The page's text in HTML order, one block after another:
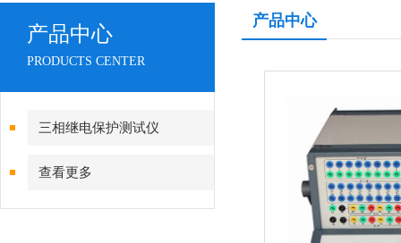
产品中心
PRODUCTS CENTER
三相继电保护测试仪
查看更多
产品中心